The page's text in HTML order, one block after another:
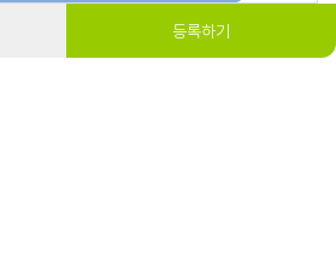
등록하기